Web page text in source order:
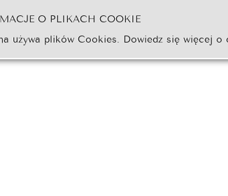
Go
O PLIKACH COOKIE
używa plików Cookies. Dowiedz się więcej